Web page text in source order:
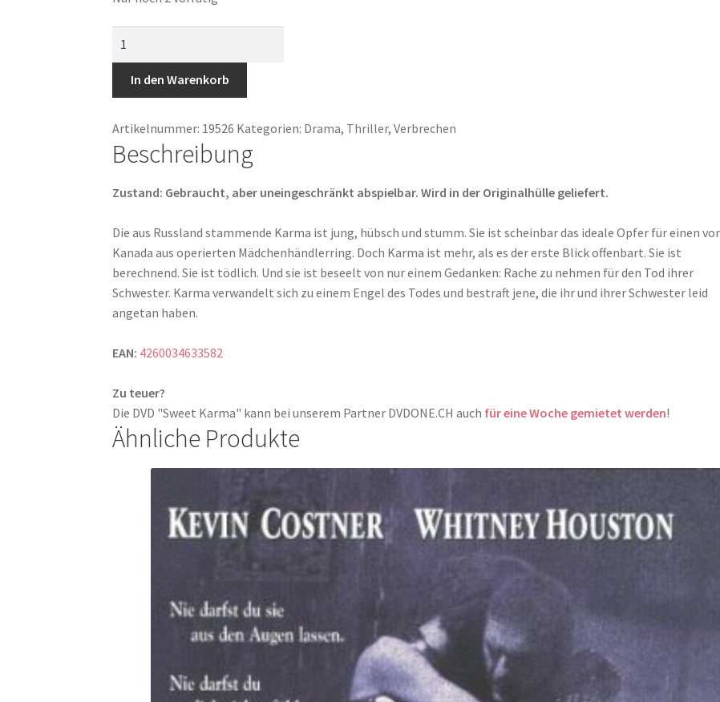
Menge
In den Warenkorb
Artikelnummer: 19526 Kategorien: Drama, Thriller,Verbrechen
Beschreibung
Zustand: Gebraucht, aber uneingeschränkt abspielbar. Wird in der Originalhülle geliefert.
Die aus Russland stammende Karma ist jung, hübsch und stumm. Sie ist scheinbar das ideale Opfer für einen
Kanada aus operierten Mädchenhändlerring. Doch Karma ist mehr, als es der erste Blick offenbart. Sie ist
berechnend. Sie ist tödlich. Und sie ist beseelt von nur einem Gedanken: Rache zu nehmen für den Tod ihrer
Schwester. Karma verwandelt sich zu einem Engel des Todes und bestraft jene, die ihr und ihrer Schwester leid
angetan haben.
EAN: 4260034633582
Zu teuer?
Die DVD "Sweet Karma" kann bei unserem Partner DVDONE.CH auch für eine Woche gemietet werden!
Ähnliche Produkte